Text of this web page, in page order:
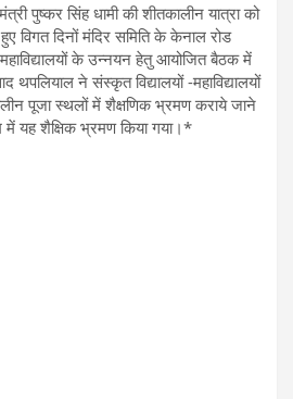
पुष्कर सिंह धामी की शीतकालीन यात्रा को
विगत दिनों मंदिर समिति के केनाल रोड
के उन्नयन हेतु आयोजित बैठक में
थपलियाल ने संस्कृत विद्यालयों -महाविद्यालयों
पूजा स्थलों में शैक्षणिक भ्रमण कराये जाने
शैक्षिक भ्रमण किया गया।*